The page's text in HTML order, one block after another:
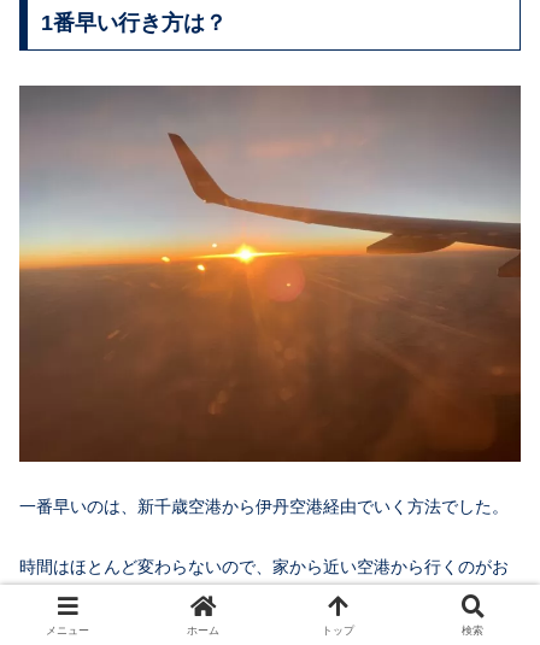
1番早い行き方は？
一番早いのは、新千歳空港から伊丹空港経由でいく方法でした。
時間はほとんど変わらないので、家から近い空港から行くのがお
すすめです。
メニュー ホーム トップ 検索